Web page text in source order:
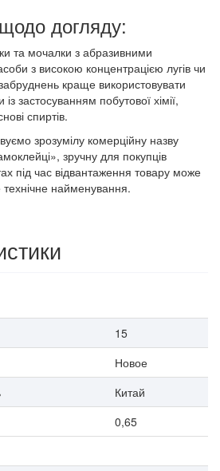
догляду:
та мочалки з абразивними
з високою концентрацією лугів чи
краще використовувати
із застосуванням побутової хімії,
спиртів.
зрозумілу комерційну назву
зручну для покупців
під час відвантаження товару може
технічне найменування.
15
Новое
Китай
0,65